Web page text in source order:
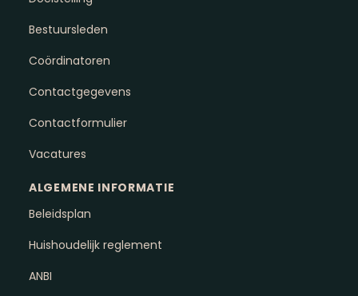
Bestuursleden
Coördinatoren
Contactgegevens
Contactformulier
Vacatures
ALGEMENE INFORMATIE
Beleidsplan
Huishoudelijk reglement
ANBI